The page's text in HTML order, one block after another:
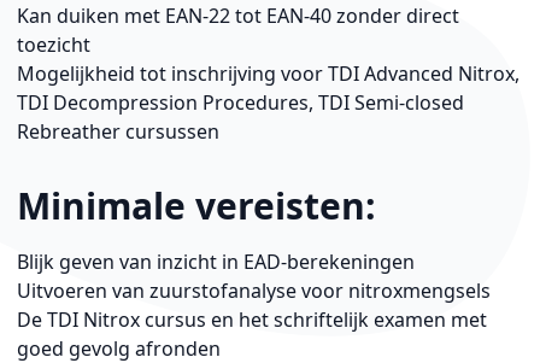
Kan duiken met EAN-22 tot EAN-40 zonder direct
toezicht
Mogelijkheid tot inschrijving voor TDI Advanced Nitrox,
TDI Decompression Procedures, TDI Semi-closed
Rebreather cursussen
Minimale vereisten:
Blijk geven van inzicht in EAD-berekeningen
Uitvoeren van zuurstofanalyse voor nitroxmengsels
De TDI Nitrox cursus en het schriftelijk examen met
goed gevolg afronden